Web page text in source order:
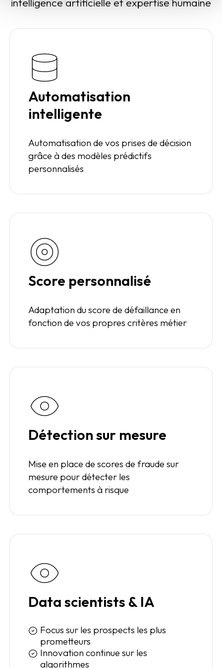
Automatisation
intelligente
Automatisation de vos prises de décision
grâce à des modèles prédictifs
personnalisés
Score personnalisé
Adaptation du score de défaillance en
fonction de vos propres critères métier
Détection sur mesure
Mise en place de scores de fraude sur
mesure pour détecter les
comportements à risque
Data scientists & IA
Focus sur les prospects les plus
prometteurs
Innovation continue sur les
algorithmes